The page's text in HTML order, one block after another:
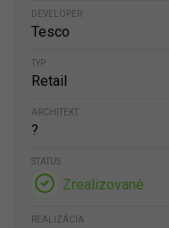
DEVELOPER
Tesco
TYP
Retail
ARCHITEKT
?
STATUS
Zrealizované
REALIZÁCIA